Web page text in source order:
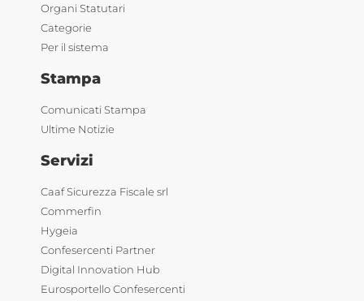
Organi Statutari
Categorie
Per il sistema
Stampa
Comunicati Stampa
Ultime Notizie
Servizi
Caaf Sicurezza Fiscale srl
Commerfin
Hygeia
Confesercenti Partner
Digital Innovation Hub
Eurosportello Confesercenti